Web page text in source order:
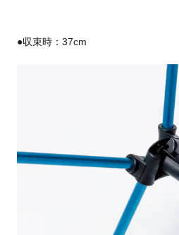
●収束時：37cm